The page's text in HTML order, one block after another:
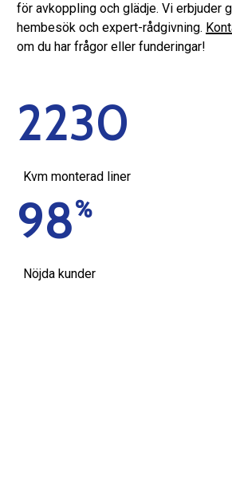
för avkoppling och glädje. Vi erbjuder
hembesök och expert-rådgivning.
om du har frågor eller funderingar!
2230
Kvm monterad liner
98%
Nöjda kunder